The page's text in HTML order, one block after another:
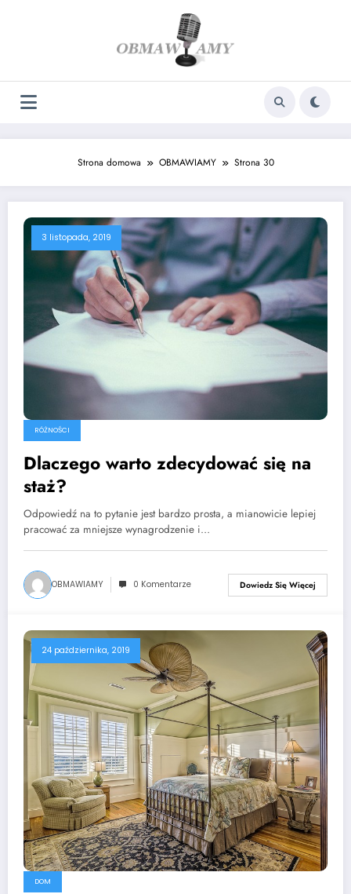
Strona domowa OBMAWIAMY Strona 30
3 listopada, 2019
RÓŻNOŚCI
Dlaczego warto zdecydować się na
staż?
Odpowiedź na to pytanie jest bardzo prosta, a mianowicie lepiej
pracować za mniejsze wynagrodzenie i…
OBMAWIAMY 0 Komentarze Dowiedz Się Więcej
24 października, 2019
DOM